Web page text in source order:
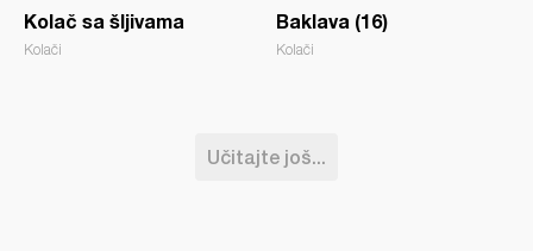
Kolač sa šljivama
Kolači
Baklava (16)
Kolači
Učitajte još...